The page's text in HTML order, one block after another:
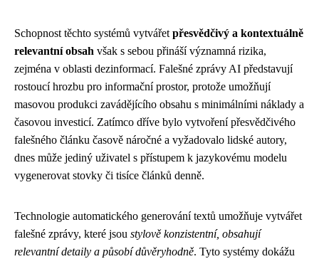
Schopnost těchto systémů vytvářet přesvědčivý a kontextuálně
relevantní obsah však s sebou přináší významná rizika,
zejména v oblasti dezinformací. Falešné zprávy AI představují
rostoucí hrozbu pro informační prostor, protože umožňují
masovou produkci zavádějícího obsahu s minimálními náklady a
časovou investicí. Zatímco dříve bylo vytvoření přesvědčivého
falešného článku časově náročné a vyžadovalo lidské autory,
dnes může jediný uživatel s přístupem k jazykovému modelu
vygenerovat stovky či tisíce článků denně.
Technologie automatického generování textů umožňuje vytvářet
falešné zprávy, které jsou stylově konzistentní, obsahují
relevantní detaily a působí důvěryhodně. Tyto systémy dokážu